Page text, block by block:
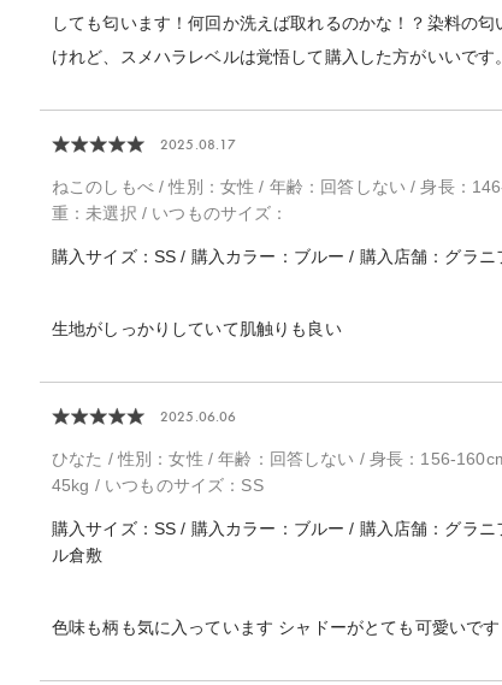
しても匂います！何回か洗えば取れるのかな！？染料の匂
けれど、スメハラレベルは覚悟して購入した方がいいです。
2025.08.17
ねこのしもべ / 性別：女性 / 年齢：回答しない / 身長：
重：未選択 / いつものサイズ：
購入サイズ：SS / 購入カラー：ブルー / 購入店舗：グラニ
生地がしっかりしていて肌触りも良い
2025.06.06
ひなた / 性別：女性 / 年齢：回答しない / 身長：156-
45kg / いつものサイズ：SS
購入サイズ：SS / 購入カラー：ブルー / 購入店舗：グラニ
ル倉敷
色味も柄も気に入っています シャドーがとても可愛いです